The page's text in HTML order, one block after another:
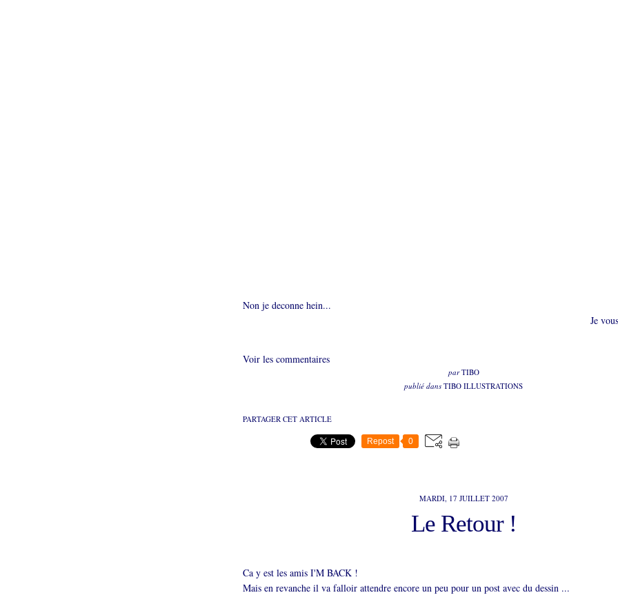
Non je deconne hein...
Je vous ai eu
Voir les commentaires
parTIBO
publié dans TIBO ILLUSTRATIONS
PARTAGER CET ARTICLE
Repost 0
MARDI, 17 JUILLET 2007
Le Retour !
Ca y est les amis I'M BACK !
Mais en revanche il va falloir attendre encore un peu pour un post avec du dessin ...